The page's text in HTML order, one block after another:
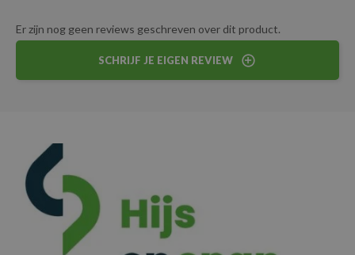
Er zijn nog geen reviews geschreven over dit product.
SCHRIJF JE EIGEN REVIEW